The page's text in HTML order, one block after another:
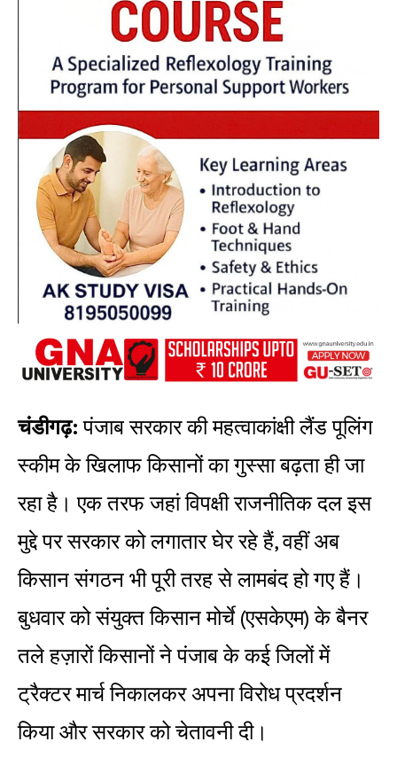
चंडीगढ़:पंजाब सरकार की महत्वाकांक्षी लैंड पूलिंग
स्कीम के खिलाफ किसानों का गुस्सा बढ़ता ही जा
रहा है। एक तरफ जहां विपक्षी राजनीतिक दल इस
मुद्दे पर सरकार को लगातार घेर रहे हैं, वहीं अब
किसान संगठन भी पूरी तरह से लामबंद हो गए हैं।
बुधवार को संयुक्त किसान मोर्चे (एसकेएम) के बैनर
तले हज़ारों किसानों ने पंजाब के कई जिलों में
ट्रैक्टर मार्च निकालकर अपना विरोध प्रदर्शन
किया और सरकार को चेतावनी दी।